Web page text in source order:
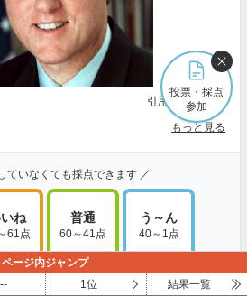
引用元:Amazon
もっと見る
ていなくても採点できます ／
ね
61点
普通
60～41点
う～ん
40～1点
点・コメントする
投票・採点
参加
ページ内ジャンプ
1位 結果一覧